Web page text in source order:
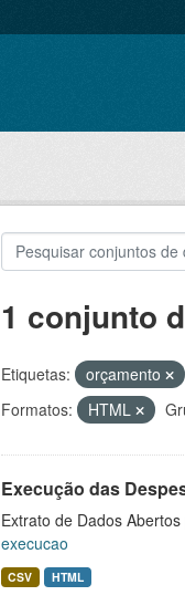
1 conjunto
Etiquetas: orçamento
Formatos:
HTML
Execução das
Extrato de Dados
execucao
CSV HTML